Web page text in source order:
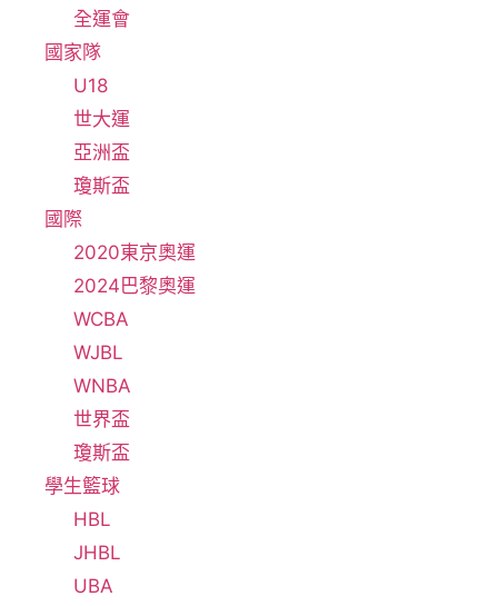
全運會
國家隊
U18
世大運
亞洲盃
瓊斯盃
國際
2020東京奧運
2024巴黎奧運
WCBA
WJBL
WNBA
世界盃
瓊斯盃
學生籃球
HBL
JHBL
UBA